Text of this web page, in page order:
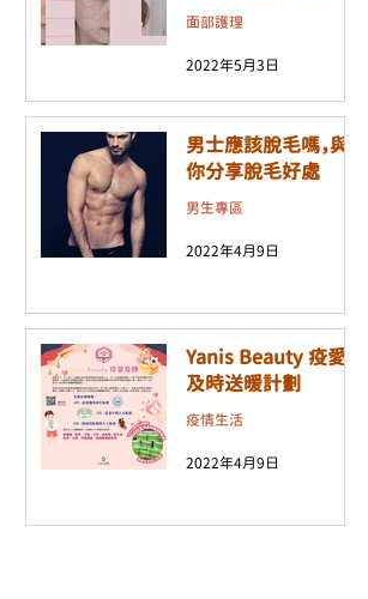
面部護理
2022年5月3日
男士應該脫毛嗎，與
你分享脫毛好處
男生專區
2022年4月9日
Yanis Beauty 疫愛
及時送暖計劃
疫情生活
2022年4月9日